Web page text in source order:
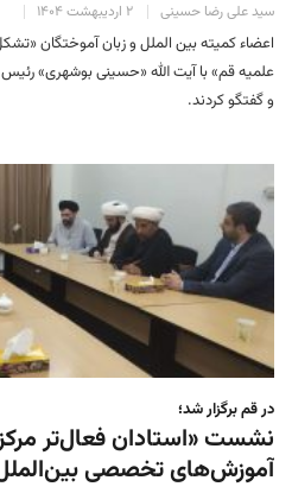
سید علی رضا حسینی ۲ اردیبهشت ۱۴۰۴
اعضاء کمیته بین الملل و زبان آموختگان
علمیه قم» با آیت الله «حسینی بوشهری»
و گفتگو کردند.
در قم برگزار شد؛
نشست «استادان فعال‌تر
آموزش‌های تخصصی